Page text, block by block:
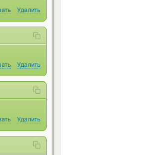
Удалить
Удалить
Удалить